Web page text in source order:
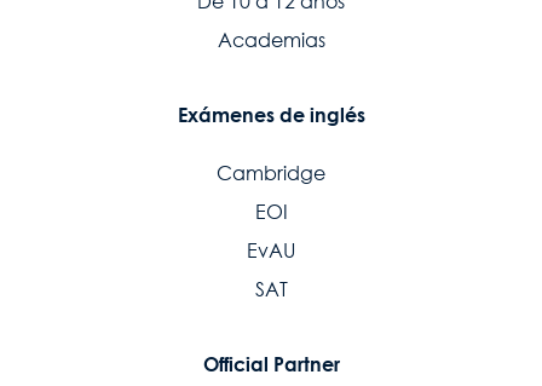
Academias
Exámenes de inglés
Cambridge
EOI
EvAU
SAT
Official Partner